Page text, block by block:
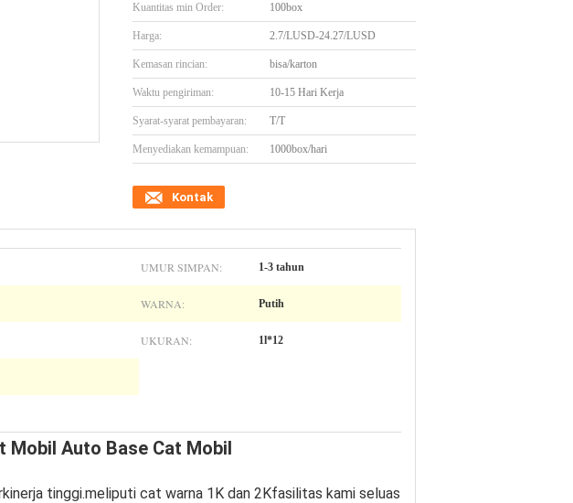
Kuantitas min Order: 100box
Harga: 2.7/LUSD-24.27/LUSD
Kemasan rincian: bisa/karton
Waktu pengiriman: 10-15 Hari Kerja
Syarat-syarat pembayaran: T/T
Menyediakan kemampuan: 1000box/hari
Kontak
UMUR SIMPAN: 1-3 tahun
WARNA: Putih
UKURAN: 1l*12
Mobil Auto Base Cat Mobil
tinggi.meliputi cat warna 1K dan 2Kfasilitas kami seluas